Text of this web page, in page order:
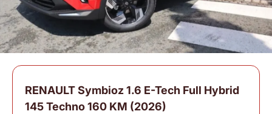
RENAULT Symbioz 1.6 E-Tech Full Hybrid
145 Techno 160 KM (2026)